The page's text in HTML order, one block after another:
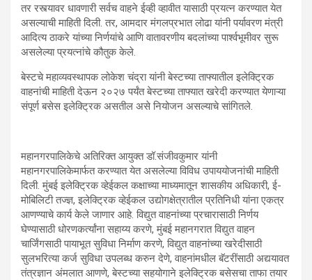
तर रस्त्यावर धावणारी सर्वच वाहने ईव्ही व्हावीत यासाठी प्रयत्न करण्यात येत
असल्याची माहिती दिली. तर, आमदार मंगलप्रभात लोढा यांनी पर्यावरण मंत्री
आदित्य ठाकरे यांच्या निर्णयांचे आणि वातावरणीय बदलांच्या पार्श्वभूमीवर सुरू
असलेल्या प्रयत्नांचे कौतुक केले.
बेस्टचे महाव्यवस्थापक लोकेश चंद्रा यांनी बेस्टच्या ताफ्यातील इलेक्ट्रिक
वाहनांची माहिती देऊन २०२७ पर्यंत बेस्टच्या ताफ्यात खरेदी करण्यात येणाऱ्या
संपूर्ण बसेस इलेक्ट्रिक असतील असे नियोजन असल्याचे सांगितले.
महानगरपालिकेचे अतिरिक्त आयुक्त डॉ.संजीवकुमार यांनी
महानगरपालिकेमार्फत करण्यात येत असलेल्या विविध उपाययोजनांची माहिती
दिली. मुंबई इलेक्ट्रिक व्‍हेईकल कक्षाच्‍या माध्‍यमातून शासकीय अधिकारी, ई-
मोबिलिटी तज्‍ज्ञ, इलेक्ट्रिक व्‍हेईकल उद्योगक्षेत्रातील प्रतिनिधी यांना एकत्र
आणण्‍याचे कार्य केले जाणार आहे. विद्युत वाहनांच्‍या प्रचारासाठी निर्णय
घेण्‍यासाठी धोरणकर्त्‍यांना सहाय्य करणे, मुंबई महानगरात विद्युत वाहन
चार्जिंगसाठी पायाभूत सुविधा निर्माण करणे, विद्युत वाहनांच्‍या खरेदीसाठी
सुलभरित्‍या कर्ज सुविधा उपलब्‍ध करुन देणे, वाहनांमधील बॅटरींसाठी अद्ययावत
तंत्रज्ञान अंमलात आणणे, बेस्‍टच्‍या सहयोगाने इलेक्ट्रिक बसेसचा ताफा तयार